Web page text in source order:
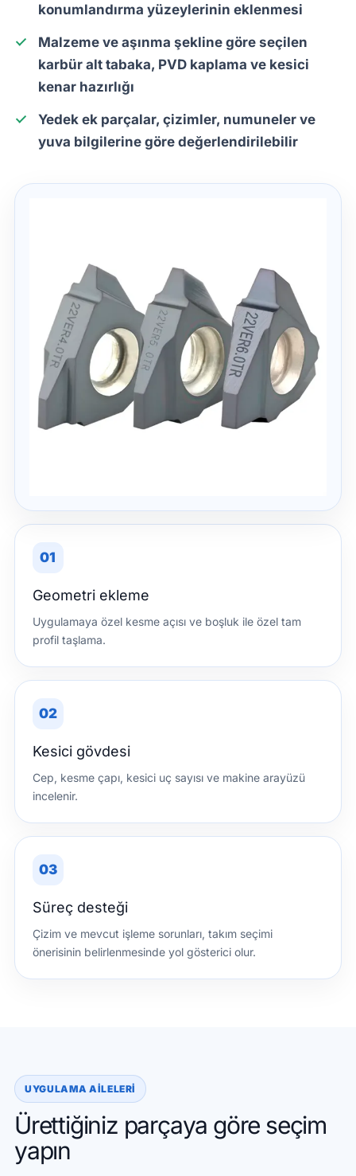
konumlandırma yüzeylerinin eklenmesi
Malzeme ve aşınma şekline göre seçilen
karbür alt tabaka, PVD kaplama ve kesici
kenar hazırlığı
Yedek ek parçalar, çizimler, numuneler ve
yuva bilgilerine göre değerlendirilebilir
01
Geometri ekleme
Uygulamaya özel kesme açısı ve boşluk ile özel tam
profil taşlama.
02
Kesici gövdesi
Cep, kesme çapı, kesici uç sayısı ve makine arayüzü
incelenir.
03
Süreç desteği
Çizim ve mevcut işleme sorunları, takım seçimi
önerisinin belirlenmesinde yol gösterici olur.
UYGULAMA AILELERI
Ürettiğiniz parçaya göre seçim
yapın